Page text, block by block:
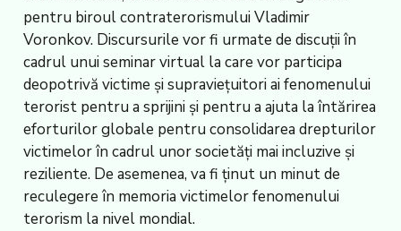
pentru biroul contraterorismului Vladimir
Voronkov. Discursurile vor fi urmate de discuții în
cadrul unui seminar virtual la care vor participa
deopotrivă victime și supraviețuitori ai fenomenului
terorist pentru a sprijini și pentru a ajuta la întărirea
eforturilor globale pentru consolidarea drepturilor
victimelor în cadrul unor societăți mai incluzive și
reziliente. De asemenea, va fi ținut un minut de
reculegere în memoria victimelor fenomenului
terorism la nivel mondial.